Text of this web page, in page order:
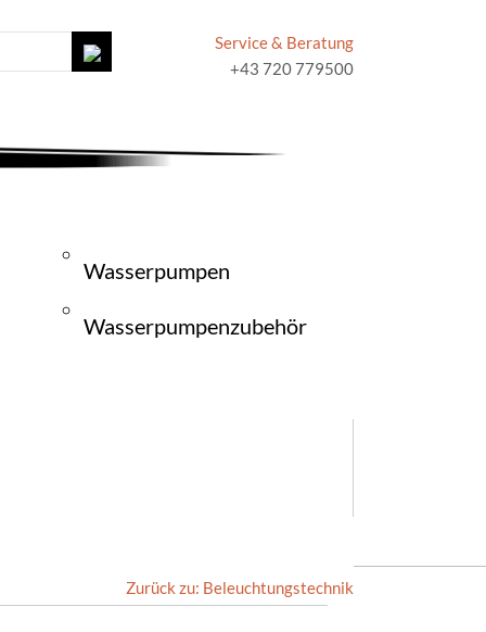
Service & Beratung
+43 720 779500
Wasserpumpen
Wasserpumpenzubehör
Zurück zu: Beleuchtungstechnik